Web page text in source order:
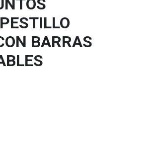
BARRAS